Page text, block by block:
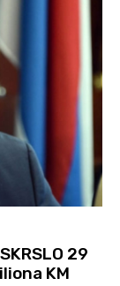
29
KM